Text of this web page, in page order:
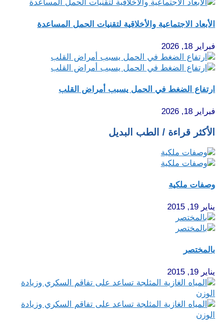
الأبعاد الاجتماعية والأخلاقية لتقنيات الحمل المساعدة
فبراير 18, 2026
ارتفاع الضغط في الحمل يسبب أمراض القلب
فبراير 18, 2026
الأكثر قراءة / الطب البديل
وصفات ملكية
يناير 19, 2015
بالمختصر
يناير 19, 2015